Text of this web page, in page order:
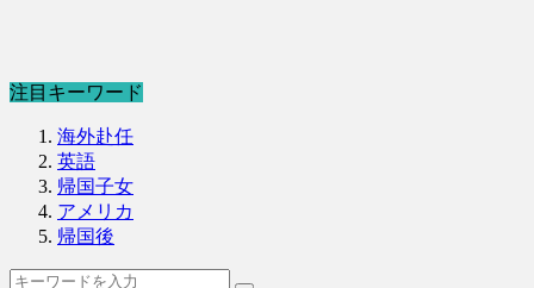
注目キーワード
海外赴任
英語
帰国子女
アメリカ
帰国後